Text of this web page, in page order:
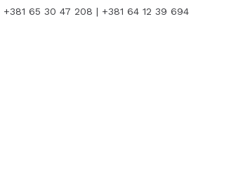
+381 65 30 47 208 | +381 64 12 39 694